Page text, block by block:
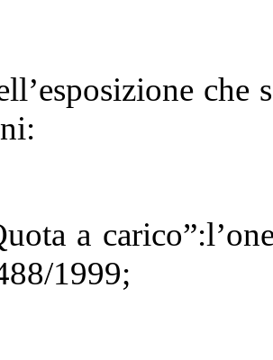
che
a
1999;